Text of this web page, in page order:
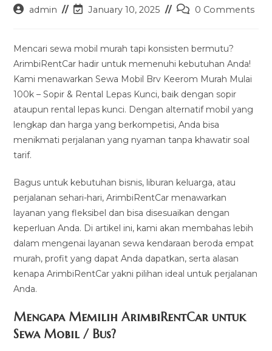
Postadmin
PostJanuary 10, 2025
Post0 Comments
Mencari sewa mobil murah tapi konsisten bermutu?
ArimbiRentCar hadir untuk memenuhi kebutuhan Anda!
Kami menawarkan Sewa Mobil Brv Keerom Murah Mulai
100k – Sopir & Rental Lepas Kunci, baik dengan sopir
ataupun rental lepas kunci. Dengan alternatif mobil yang
lengkap dan harga yang berkompetisi, Anda bisa
menikmati perjalanan yang nyaman tanpa khawatir soal
tarif.
Bagus untuk kebutuhan bisnis, liburan keluarga, atau
perjalanan sehari-hari, ArimbiRentCar menawarkan
layanan yang fleksibel dan bisa disesuaikan dengan
keperluan Anda. Di artikel ini, kami akan membahas lebih
dalam mengenai layanan sewa kendaraan beroda empat
murah, profit yang dapat Anda dapatkan, serta alasan
kenapa ArimbiRentCar yakni pilihan ideal untuk perjalanan
Anda.
Mengapa Memilih ArimbiRentCar untuk
Sewa Mobil / Bus?